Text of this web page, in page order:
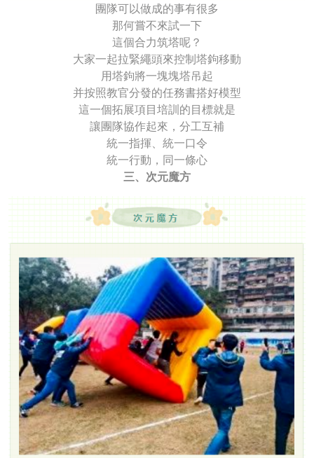
團隊可以做成的事有很多
那何嘗不來試一下
這個合力筑塔呢？
大家一起拉緊繩頭來控制塔鉤移動
用塔鉤將一塊塊塔吊起
并按照教官分發的任務書搭好模型
這一個拓展項目培訓的目標就是
讓團隊協作起來，分工互補
統一指揮、統一口令
統一行動，同一條心
三、次元魔方